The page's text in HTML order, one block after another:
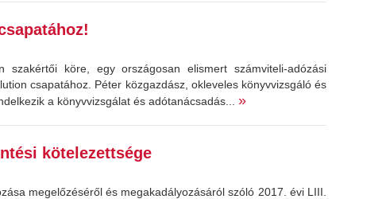
köre, egy országosan elismert számviteli-adózási
csapatához. Péter közgazdász, okleveles könyvvizsgáló és
a könyvvizsgálat és adótanácsadás... »
kötelezettsége
megelőzéséről és megakadályozásáról szóló 2017. évi LIII.